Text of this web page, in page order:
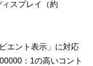
スプレイ（約
エント表示」に対応
：1の高いコント